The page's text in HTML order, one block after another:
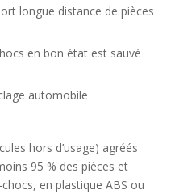
longue distance de pièces
en bon état est sauvé
automobile
hors d’usage) agréés
95 % des pièces et
en plastique ABS ou